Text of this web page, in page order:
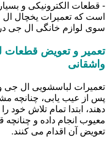
- قطعات الکترونیکی و
است که تعمیرات یخچال ال
سوی لوازم خانگی ال جی
تعمیر و تعویض قطعات
واشقانی
تعمیرات لباسشویی ال جی و
پس از عیب یابی، چنانچه
دهند، ابتدا تمام تلاش خود
معیوب انجام داده و چنانچه
تعویض آن اقدام می کنند.